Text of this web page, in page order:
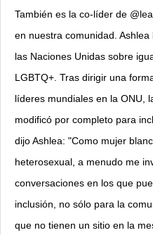
También es la co-líder de
en nuestra comunidad.
las Naciones Unidas sobre
LGBTQ+. Tras dirigir una
líderes mundiales en la ONU,
modificó por completo para
dijo Ashlea: "Como mujer
heterosexual, a menudo me
conversaciones en los que
inclusión, no sólo para la
que no tienen un sitio en la